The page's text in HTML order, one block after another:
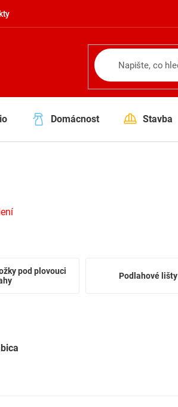
Domácnost Stavba
pod plovouci
Podlahové lišty